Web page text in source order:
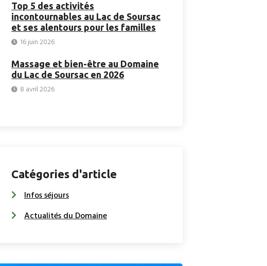
Top 5 des activités
incontournables au Lac de Soursac
et ses alentours pour les familles
16 juin 2026
Massage et bien-être au Domaine
du Lac de Soursac en 2026
8 avril 2026
Catégories d'article
Infos séjours
Actualités du Domaine